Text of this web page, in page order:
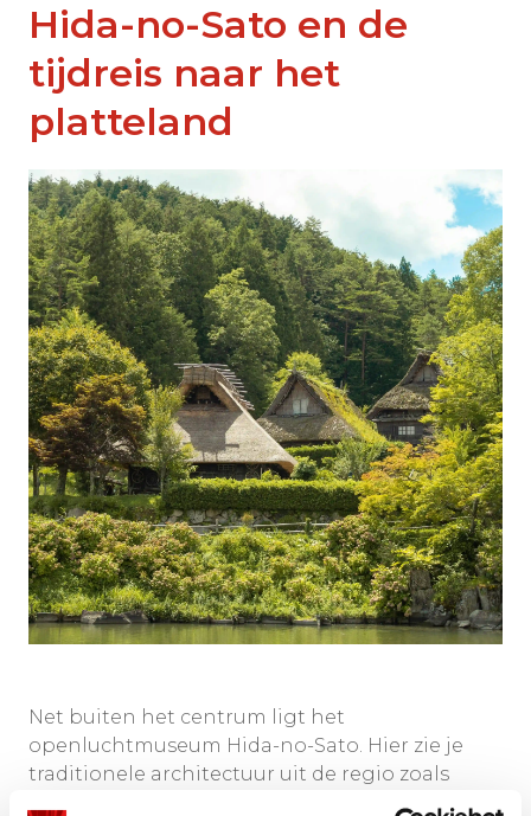
Hida-no-Sato en de
tijdreis naar het
platteland
Net buiten het centrum ligt het
openluchtmuseum Hida-no-Sato. Hier zie je
traditionele architectuur uit de regio zoals
boerderijen met dikke rieten daken, open